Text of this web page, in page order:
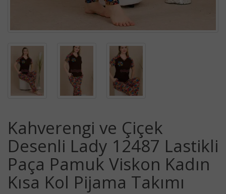
Kahverengi ve Çiçek
Desenli Lady 12487 Lastikli
Paça Pamuk Viskon Kadın
Kısa Kol Pijama Takımı